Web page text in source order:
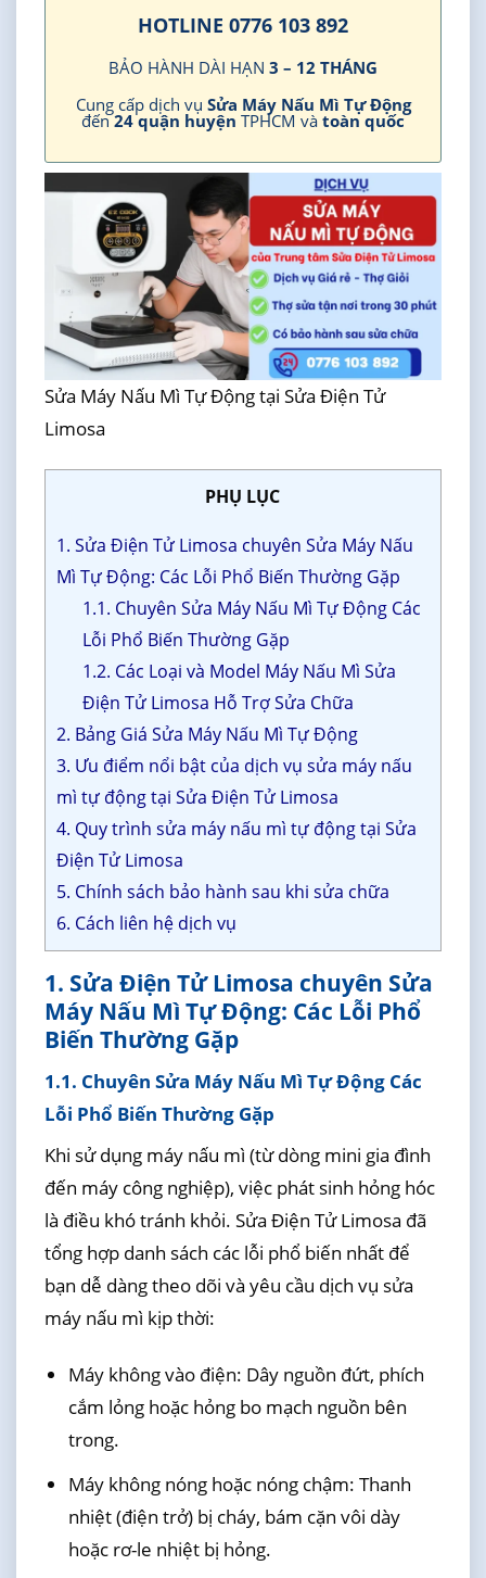
HOTLINE 0776 103 892
BẢO HÀNH DÀI HẠN 3 – 12 THÁNG
Cung cấp dịch vụ Sửa Máy Nấu Mì Tự Động
đến24 quận huyện TPHCM và toàn quốc
Sửa Máy Nấu Mì Tự Động tại Sửa Điện Tử
Limosa
PHỤ LỤC
1. Sửa Điện Tử Limosa chuyên Sửa Máy Nấu
Mì Tự Động: Các Lỗi Phổ Biến Thường Gặp
1.1. Chuyên Sửa Máy Nấu Mì Tự Động Các
Lỗi Phổ Biến Thường Gặp
1.2. Các Loại và Model Máy Nấu Mì Sửa
Điện Tử Limosa Hỗ Trợ Sửa Chữa
2. Bảng Giá Sửa Máy Nấu Mì Tự Động
3. Ưu điểm nổi bật của dịch vụ sửa máy nấu
mì tự động tại Sửa Điện Tử Limosa
4. Quy trình sửa máy nấu mì tự động tại Sửa
Điện Tử Limosa
5. Chính sách bảo hành sau khi sửa chữa
6. Cách liên hệ dịch vụ
1. Sửa Điện Tử Limosa chuyên Sửa
Máy Nấu Mì Tự Động: Các Lỗi Phổ
Biến Thường Gặp
1.1. Chuyên Sửa Máy Nấu Mì Tự Động Các
Lỗi Phổ Biến Thường Gặp
Khi sử dụng máy nấu mì (từ dòng mini gia đình
đến máy công nghiệp), việc phát sinh hỏng hóc
là điều khó tránh khỏi. Sửa Điện Tử Limosa đã
tổng hợp danh sách các lỗi phổ biến nhất để
bạn dễ dàng theo dõi và yêu cầu dịch vụ sửa
máy nấu mì kịp thời:
Máy không vào điện: Dây nguồn đứt, phích
cắm lỏng hoặc hỏng bo mạch nguồn bên
trong.
Máy không nóng hoặc nóng chậm: Thanh
nhiệt (điện trở) bị cháy, bám cặn vôi dày
hoặc rơ-le nhiệt bị hỏng.